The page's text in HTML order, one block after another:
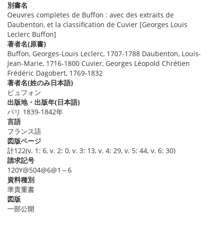
別書名
Oeuvres completes de Buffon : avec des extraits de
Daubenton, et la classification de Cuvier [Georges Louis
Leclerc Buffon]
著者名(原書)
Buffon, Georges-Louis Leclerc, 1707-1788 Daubenton, Louis-
Jean-Marie, 1716-1800 Cuvier, Georges Léopold Chrétien
Frédéric Dagobert, 1769-1832
著者名(姓のみ日本語)
ビュフォン
出版地・出版年(日本語)
パリ 1839-1842年
言語
フランス語
図版ページ
計122(v. 1: 6, v. 2: 0, v. 3: 13, v. 4: 29, v. 5: 44, v. 6: 30)
請求記号
120Y@504@6@1～6
資料種別
準貴重書
図版
一部公開